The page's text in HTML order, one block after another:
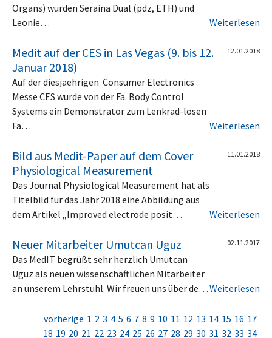
Organs) wurden Seraina Dual (pdz, ETH) und
Leonie…
Weiterlesen
Medit auf der CES in Las Vegas (9. bis 12.
Januar 2018)
12.01.2018
Auf der diesjaehrigen Consumer Electronics
Messe CES wurde von der Fa. Body Control
Systems ein Demonstrator zum Lenkrad-losen
Fa…
Weiterlesen
Bild aus Medit-Paper auf dem Cover
Physiological Measurement
11.01.2018
Das Journal Physiological Measurement hat als
Titelbild für das Jahr 2018 eine Abbildung aus
dem Artikel „Improved electrode posit…
Weiterlesen
Neuer Mitarbeiter Umutcan Uguz 02.11.2017
Das MedIT begrüßt sehr herzlich Umutcan
Uguz als neuen wissenschaftlichen Mitarbeiter
an unserem Lehrstuhl. Wir freuen uns über de…Weiterlesen
vorherige 1 2 3 4 5 6 7 8 9 10 11 12 13 14 15 16 17
18 19 20 21 22 23 24 25 26 27 28 29 30 31 32 33 34